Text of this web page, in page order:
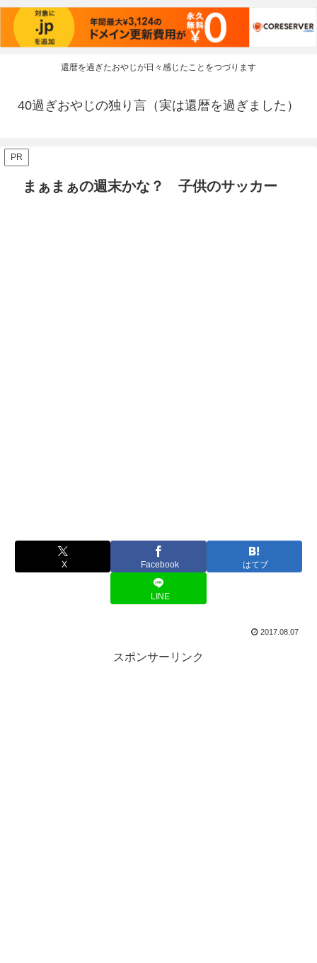
還暦を過ぎたおやじが日々感じたことをつづります
40過ぎおやじの独り言（実は還暦を過ぎました）
PR
まぁまぁの週末かな？ 子供のサッカー
X Facebook はてブ
LINE
2017.08.07
スポンサーリンク